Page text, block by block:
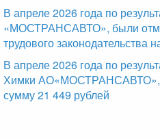
В апреле 2026 года по
«МОСТРАНСАВТО», были
трудового
В апреле 2026 года по
Химки АО«МОСТРАНСАВТО»,
сумму 21 449 рублей